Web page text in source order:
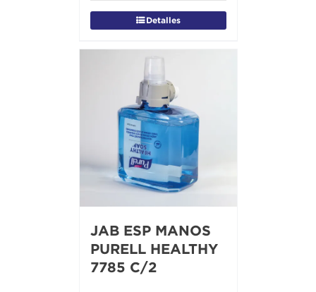
Detalles
JAB ESP MANOS
PURELL HEALTHY
7785 C/2